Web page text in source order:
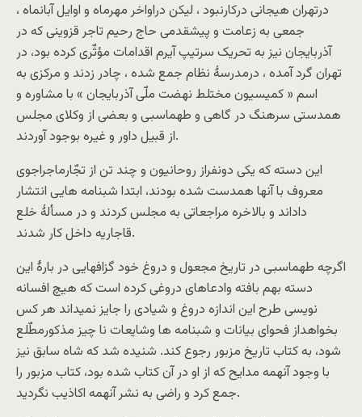
درتهران هیجانی درکارنبود ، لیکن دراواخر مهرماه و اوایل آبانماه ،
جمعی به زعامت و پیشقدمی حاج رحیم تاجر قزوینی که در
آذربایجان نیز به تحریک سرتیپ آیرم اقدامات مؤثّری کرده بود، در
تهران گرد آمده ، درمدرسۀ نظام جمع شده ، چادر زدند و مرکزی به
اسم « کمیسیون مختلط نهضت ملّی آذربایجان » با مشاوره و
همدستی سرهنگ در گاهی و طهماسبی و بعضی از وکلای مجلس
از قبیل داور و غیره بوجود آوردند.
این دسته که یکی دونفراز روحانیون و چند تن از تجّارماجراجوی
معروف با آنها همدست شده بودند، ابتدا شبنامه هایی انتشار
داداند و بالاخره مراجعاتی به مجلس کردند و در مسألۀ خلع
قاجاریه داخل کار شدند.
اگرچه طهماسبی در تاریخ مجعول و دروغ خود گزافهایی در بارۀ این
دسته بهم بافته وادعاهای دروغی کرده است که هیچ افسانه
نویسی طرح این اندازه دروغ و شیادی را جایز نمیداند هر کس
بخواهداز فحوای بیانات و شبنامه ها وشایعات نا چیز مذکورمطّلع
شود، به کتاب تاریخ مزبور رجوع کند. شنیده شد که شاه سابق نیز
با وجود آنهمه مدایح که از او در آن کتاب شده بود، کتاب مزبور را
جمع کرد و راضی به نشر آنهمه اکاذیب نگردید.